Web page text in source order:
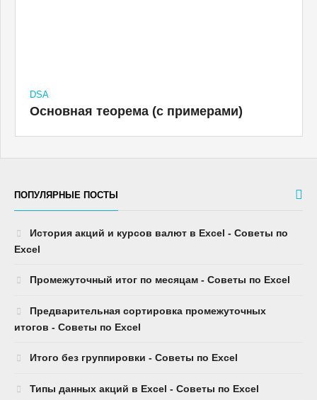
DSA
Основная теорема (с примерами)
ПОПУЛЯРНЫЕ ПОСТЫ
История акций и курсов валют в Excel - Советы по
Excel
Промежуточный итог по месяцам - Советы по Excel
Предварительная сортировка промежуточных
итогов - Советы по Excel
Итого без группировки - Советы по Excel
Типы данных акций в Excel - Советы по Excel